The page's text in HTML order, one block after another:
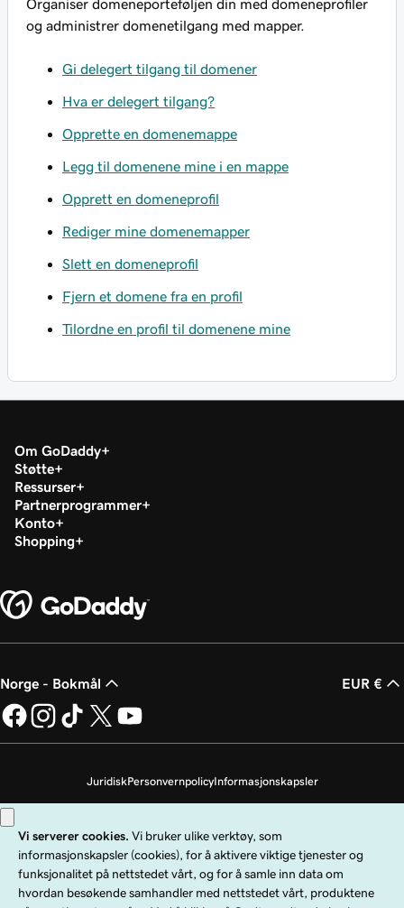
Organiser domeneporteføljen din med domeneprofiler
og administrer domenetilgang med mapper.
Gi delegert tilgang til domener
Hva er delegert tilgang?
Opprette en domenemappe
Legg til domenene mine i en mappe
Opprett en domeneprofil
Rediger mine domenemapper
Slett en domeneprofil
Fjern et domene fra en profil
Tilordne en profil til domenene mine
Om GoDaddy
Støtte
Ressurser
Partnerprogrammer
Konto
Shopping
Norge - Bokmål EUR €
JuridiskPersonvernpolicyInformasjonskapsler
Copyright © 1999–2026 GoDaddy Operating Company, LLC. Med enerett.
GoDaddy-ordmerket er et registrert varemerke som tilhører GoDaddy
Operating Company, LLC i USA og andre land. «GO»-logoen er et registrert
varemerke som tilhører GoDaddy.com, LLC i USA.